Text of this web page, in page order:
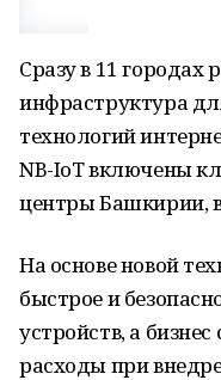
Сразу в 11 городах
инфраструктура
технологий
NB-IoT включены
центры Башкирии,
На основе новой
быстрое и
устройств, а
расходы при